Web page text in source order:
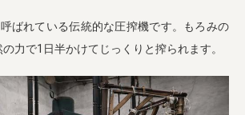
ばれている伝統的な圧搾機です。もろみの
力で1日半かけてじっくりと搾られます。